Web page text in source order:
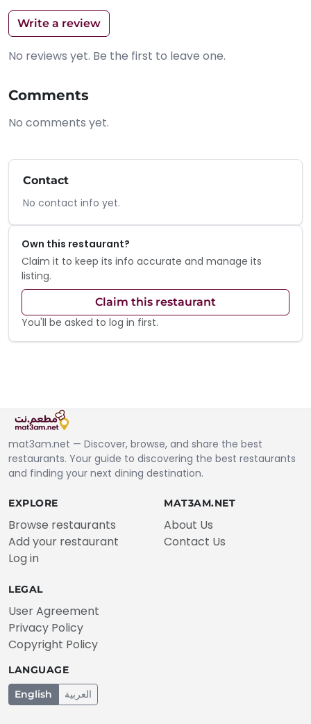
Write a review
No reviews yet. Be the first to leave one.
Comments
No comments yet.
Contact
No contact info yet.
Own this restaurant?
Claim it to keep its info accurate and manage its
listing.
Claim this restaurant
You'll be asked to log in first.
mat3am.net — Discover, browse, and share the best
restaurants. Your guide to discovering the best restaurants
and finding your next dining destination.
EXPLORE
Browse restaurants
Add your restaurant
Log in
MAT3AM.NET
About Us
Contact Us
LEGAL
User Agreement
Privacy Policy
Copyright Policy
LANGUAGE
English
العربية